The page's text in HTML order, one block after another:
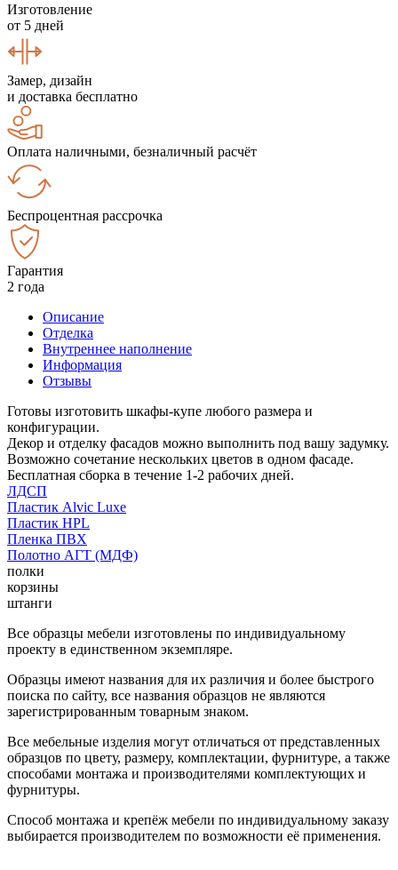
Изготовление
от 5 дней
Замер, дизайн
и доставка бесплатно
Оплата наличными, безналичный расчёт
Беспроцентная рассрочка
Гарантия
2 года
Описание
Отделка
Внутреннее наполнение
Информация
Отзывы
Готовы изготовить шкафы-купе любого размера и
конфигурации.
Декор и отделку фасадов можно выполнить под вашу задумку.
Возможно сочетание нескольких цветов в одном фасаде.
Бесплатная сборка в течение 1-2 рабочих дней.
ЛДСП
Пластик Alvic Luxe
Пластик HPL
Пленка ПВХ
Полотно АГТ (МДФ)
полки
корзины
штанги
Все образцы мебели изготовлены по индивидуальному
проекту в единственном экземпляре.
Образцы имеют названия для их различия и более быстрого
поиска по сайту, все названия образцов не являются
зарегистрированным товарным знаком.
Все мебельные изделия могут отличаться от представленных
образцов по цвету, размеру, комплектации, фурнитуре, а также
способами монтажа и производителями комплектующих и
фурнитуры.
Способ монтажа и крепёж мебели по индивидуальному заказу
выбирается производителем по возможности её применения.